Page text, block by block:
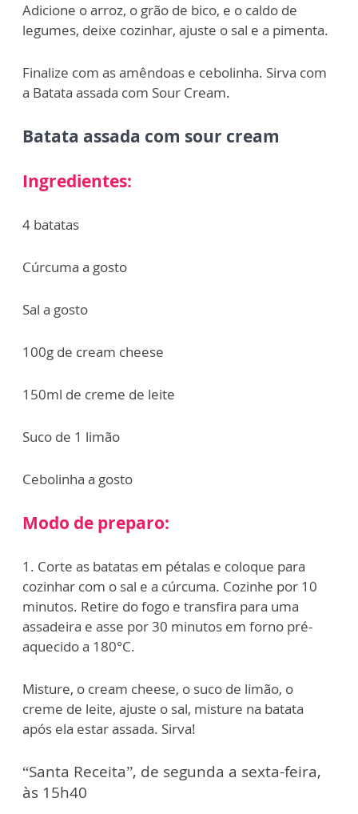
Adicione o arroz, o grão de bico, e o caldo de
legumes, deixe cozinhar, ajuste o sal e a pimenta.
Finalize com as amêndoas e cebolinha. Sirva com
a Batata assada com Sour Cream.
Batata assada com sour cream
Ingredientes:
4 batatas
Cúrcuma a gosto
Sal a gosto
100g de cream cheese
150ml de creme de leite
Suco de 1 limão
Cebolinha a gosto
Modo de preparo:
1. Corte as batatas em pétalas e coloque para
cozinhar com o sal e a cúrcuma. Cozinhe por 10
minutos. Retire do fogo e transfira para uma
assadeira e asse por 30 minutos em forno pré-
aquecido a 180°C.
Misture, o cream cheese, o suco de limão, o
creme de leite, ajuste o sal, misture na batata
após ela estar assada. Sirva!
“Santa Receita”, de segunda a sexta-feira,
às 15h40